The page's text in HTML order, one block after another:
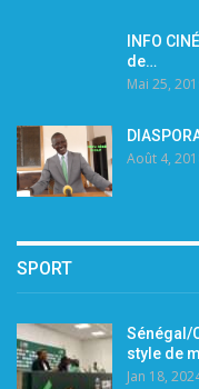
INFO
de…
Mai 25,
Août 4,
SPORT
Sénégal/
style de
Jan 18,